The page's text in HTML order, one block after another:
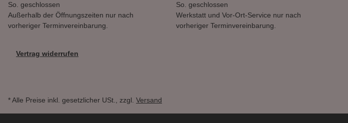
So. geschlossen
Außerhalb der Öffnungszeiten nur nach
vorheriger Terminvereinbarung.
So. geschlossen
Werkstatt und Vor-Ort-Service nur nach
vorheriger Terminvereinbarung.
Vertrag widerrufen
* Alle Preise inkl. gesetzlicher USt., zzgl. Versand